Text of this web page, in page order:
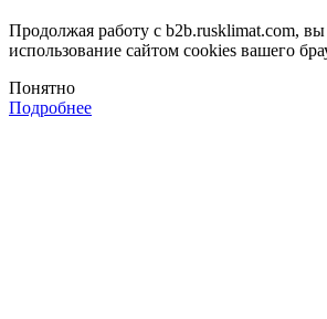
Продолжая работу с b2b.rusklimat.com,
использование сайтом cookies вашего
Понятно
Подробнее